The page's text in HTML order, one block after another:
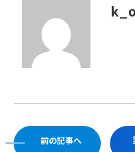
前の記事へ